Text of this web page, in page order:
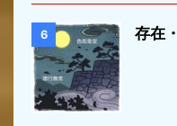
6 存在